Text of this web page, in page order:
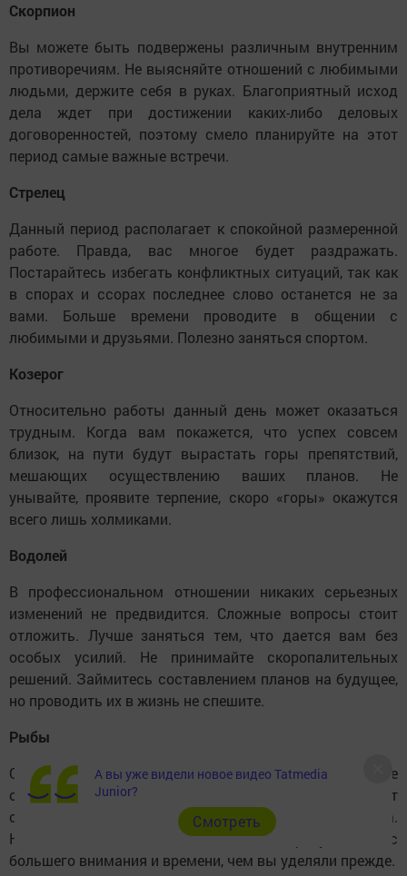
Скорпион
Вы можете быть подвержены различным внутренним
противоречиям. Не выясняйте отношений с любимыми
людьми, держите себя в руках. Благоприятный исход
дела ждет при достижении каких-либо деловых
договоренностей, поэтому смело планируйте на этот
период самые важные встречи.
Стрелец
Данный период располагает к спокойной размеренной
работе. Правда, вас многое будет раздражать.
Постарайтесь избегать конфликтных ситуаций, так как
в спорах и ссорах последнее слово останется не за
вами. Больше времени проводите в общении с
любимыми и друзьями. Полезно заняться спортом.
Козерог
Относительно работы данный день может оказаться
трудным. Когда вам покажется, что успех совсем
близок, на пути будут вырастать горы препятствий,
мешающих осуществлению ваших планов. Не
унывайте, проявите терпение, скоро «горы» окажутся
всего лишь холмиками.
Водолей
В профессиональном отношении никаких серьезных
изменений не предвидится. Сложные вопросы стоит
отложить. Лучше заняться тем, что дается вам без
особых усилий. Не принимайте скоропалительных
решений. Займитесь составлением планов на будущее,
но проводить их в жизнь не спешите.
Рыбы
Сегодня вы будете склонны распылять внимание
одновременно на множество мелких дел. Может
сложиться непростая ситуация на работе и дома.
Нестабильная обстановка в семье потребует от вас
большего внимания и времени, чем вы уделяли прежде.
А вы уже видели новое видео Tatmedia
Junior?
Cмотреть